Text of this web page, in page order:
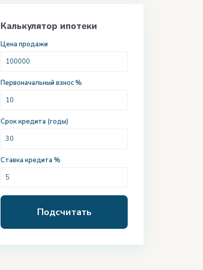
Калькулятор ипотеки
Цена продажи
Первоначальный взнос %
Срок кредита (годы)
Ставка кредита %
Подсчитать